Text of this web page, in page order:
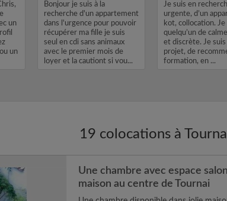
un
un
Bonjour je suis à la
recherche d'un appartement
dans l'urgence pour pouvoir
récupérer ma fille je suis
seul en cdi sans animaux
avec le premier mois de
loyer et la cautiont si vou...
Je suis en
urgente, d’un
kot, collocation. Je
quelqu’un de
et discrète. Je suis
projet, de
formation, en ...
19 colocations à
Une chambre avec espace
maison au centre de Tournai